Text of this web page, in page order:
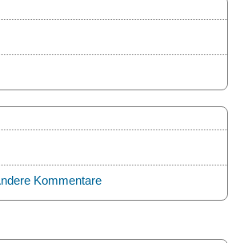
Kommentare